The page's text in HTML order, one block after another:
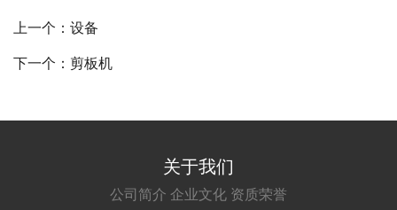
上一个：设备
下一个：剪板机
关于我们
公司简介 企业文化 资质荣誉